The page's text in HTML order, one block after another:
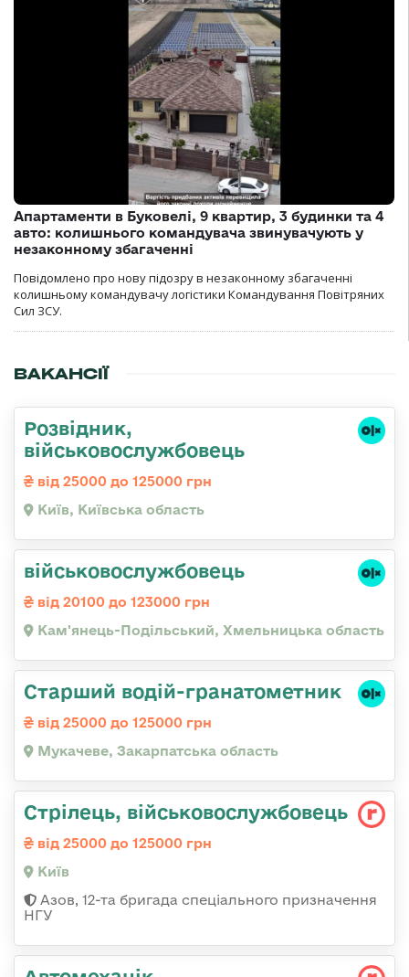
Апартаменти в Буковелі, 9 квартир, 3 будинки та 4
авто: колишнього командувача звинувачують у
незаконному збагаченні
Повідомлено про нову підозру в незаконному збагаченні
колишньому командувачу логістики Командування Повітряних
Сил ЗСУ.
ВАКАНСІЇ
Розвідник,
військовослужбовець
від 25000 до 125000 грн
Київ, Київська область
військовослужбовець
від 20100 до 123000 грн
Кам'янець-Подільський, Хмельницька область
Старший водій-гранатометник
від 25000 до 125000 грн
Мукачеве, Закарпатська область
Стрілець, військовослужбовець
від 25000 до 125000 грн
Київ
Азов, 12-та бригада спеціального призначення
НГУ